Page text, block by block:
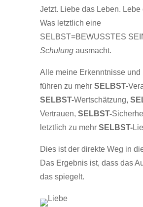
Jetzt. Liebe das Leben. Lebe
Was letztlich eine
SELBST=BEWUSSTES
Schulungausmacht.
Alle meine Erkenntnisse und
führen zu mehr SELBST-
SELBST-Wertschätzung,
Vertrauen, SELBST-
letztlich zu mehr SELBST-
Dies ist der direkte Weg in
Das Ergebnis ist, dass das
das spiegelt.